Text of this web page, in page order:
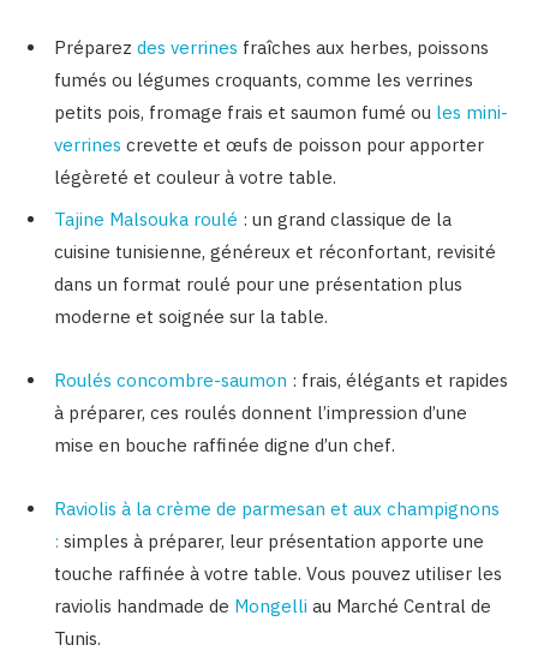
Préparez des verrines fraîches aux herbes, poissons
fumés ou légumes croquants, comme les verrines
petits pois, fromage frais et saumon fumé ou les mini-
verrines crevette et œufs de poisson pour apporter
légèreté et couleur à votre table.
Tajine Malsouka roulé : un grand classique de la
cuisine tunisienne, généreux et réconfortant, revisité
dans un format roulé pour une présentation plus
moderne et soignée sur la table.
Roulés concombre-saumon : frais, élégants et rapides
à préparer, ces roulés donnent l’impression d’une
mise en bouche raffinée digne d’un chef.
Raviolis à la crème de parmesan et aux champignons
: simples à préparer, leur présentation apporte une
touche raffinée à votre table. Vous pouvez utiliser les
raviolis handmade de Mongelli au Marché Central de
Tunis.